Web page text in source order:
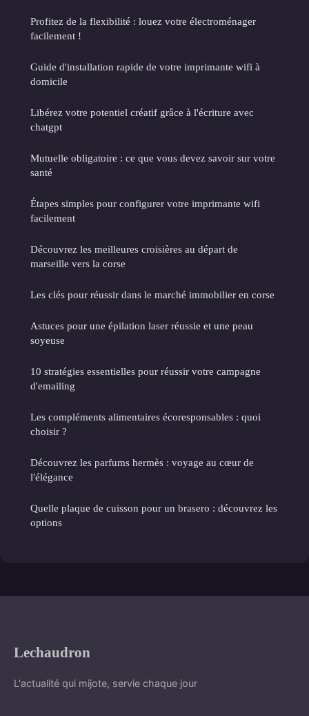
Profitez de la flexibilité : louez votre électroménager
facilement !
Guide d'installation rapide de votre imprimante wifi à
domicile
Libérez votre potentiel créatif grâce à l'écriture avec
chatgpt
Mutuelle obligatoire : ce que vous devez savoir sur votre
santé
Étapes simples pour configurer votre imprimante wifi
facilement
Découvrez les meilleures croisières au départ de
marseille vers la corse
Les clés pour réussir dans le marché immobilier en corse
Astuces pour une épilation laser réussie et une peau
soyeuse
10 stratégies essentielles pour réussir votre campagne
d'emailing
Les compléments alimentaires écoresponsables : quoi
choisir ?
Découvrez les parfums hermès : voyage au cœur de
l'élégance
Quelle plaque de cuisson pour un brasero : découvrez les
options
Lechaudron
L'actualité qui mijote, servie chaque jour